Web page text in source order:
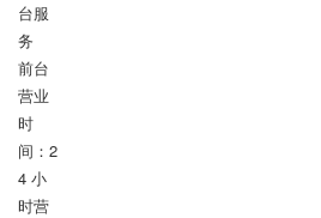
台服
务
前台
营业
时
间：2
4 小
时营